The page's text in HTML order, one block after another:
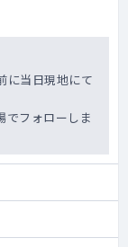
に当日現地にて
フォローしま